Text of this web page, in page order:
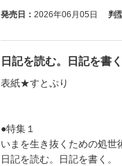
発売日： 2026年06月05日 判
日記を読む。日記を書
表紙★すとぷり
●特集１
いまを生き抜くための処世
日記を読む。日記を書く。